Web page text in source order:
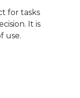
for tasks
It is
use.